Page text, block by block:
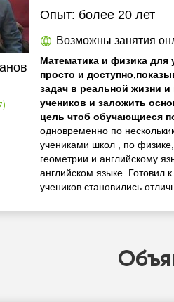
Опыт: более 20 лет
Возможны занятия
Математика и физика
просто и
задач в реальной жизни и
учеников и заложить
цель чтоб обучающиеся
одновременно по
учениками школ , по
геометрии и английскому
английском языке. Готовил
учеников становились